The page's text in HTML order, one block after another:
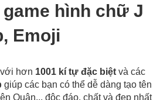
hình chữ J
Emoji
hơn 1001 kí tự đặc biệt và các
giúp các bạn có thể dễ dàng tạo tên
Quân... độc đáo, chất và đẹp nhất